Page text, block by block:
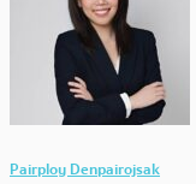
Pairploy Denpairojsak